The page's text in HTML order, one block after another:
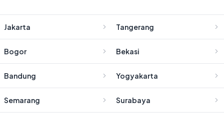
Jakarta Tangerang
Bogor Bekasi
Bandung Yogyakarta
Semarang Surabaya